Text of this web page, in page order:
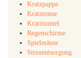
Kratzpappe
Kratztonne
Kratztunnel
Regenschirme
Spielmäuse
Streuentsorgung